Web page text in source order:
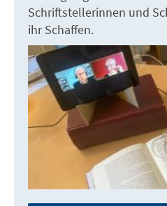
Schriftstellerinnen und
ihr Schaffen.